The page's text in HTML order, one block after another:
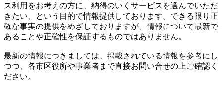
ス利用をお考えの方に、納得のいくサービスを選んでいただ
きたい、という目的で情報提供しております。できる限り正
確な事実の提供をめざしておりますが、情報について最新で
あることや正確性を保証するものではありません。
最新の情報につきましては、掲載されている情報を参考にし
つつ、各市区役所や事業者まで直接お問い合せの上ご確認く
ださい。